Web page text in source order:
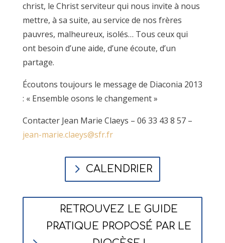
christ, le Christ serviteur qui nous invite à nous
mettre, à sa suite, au service de nos frères
pauvres, malheureux, isolés… Tous ceux qui
ont besoin d’une aide, d’une écoute, d’un
partage.
Écoutons toujours le message de Diaconia 2013
: « Ensemble osons le changement »
Contacter Jean Marie Claeys – 06 33 43 8 57 –
jean-marie.claeys@sfr.fr
CALENDRIER
RETROUVEZ LE GUIDE
PRATIQUE PROPOSÉ PAR LE